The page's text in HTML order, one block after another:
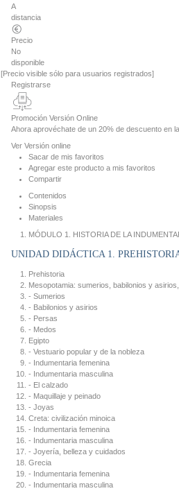
A
distancia
Precio
No
disponible
[Precio visible sólo para usuarios registrados]
Registrarse
Promoción Versión Online
Ahora aprovéchate de un 20% de descuento en
Ver Versión online
Sacar de mis favoritos
Agregar este producto a mis favoritos
Compartir
Contenidos
Sinopsis
Materiales
MÓDULO 1. HISTORIA DE LA
UNIDAD DIDÁCTICA 1.
Prehistoria
Mesopotamia: sumerios, babilonios y
- Sumerios
- Babilonios y asirios
- Persas
- Medos
Egipto
- Vestuario popular y de la nobleza
- Indumentaria femenina
- Indumentaria masculina
- El calzado
- Maquillaje y peinado
- Joyas
Creta: civilización minoica
- Indumentaria femenina
- Indumentaria masculina
- Joyería, belleza y cuidados
Grecia
- Indumentaria femenina
- Indumentaria masculina